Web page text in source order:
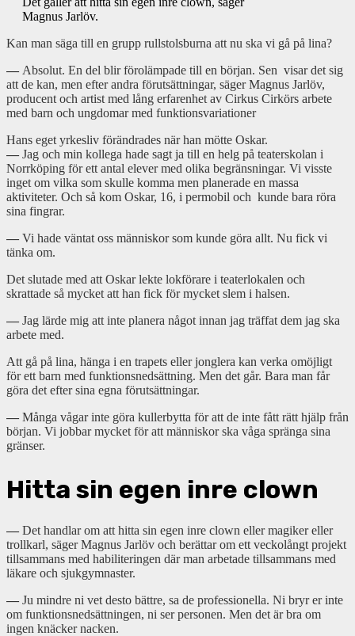
Magnus Jarlöv.
Kan man säga till en grupp rullstolsburna att nu ska vi gå på lina?
— Absolut. En del blir förolämpade till en början. Sen visar det sig
att de kan, men efter andra förutsättningar, säger Magnus Jarlöv,
producent och artist med lång erfarenhet av Cirkus Cirkörs arbete
med barn och ungdomar med funktionsvariationer
Hans eget yrkesliv förändrades när han mötte Oskar.
— Jag och min kollega hade sagt ja till en helg på teaterskolan i
Norrköping för ett antal elever med olika begränsningar. Vi visste
inget om vilka som skulle komma men planerade en massa
aktiviteter. Och så kom Oskar, 16, i permobil och kunde bara röra
sina fingrar.
— Vi hade väntat oss människor som kunde göra allt. Nu fick vi
tänka om.
Det slutade med att Oskar lekte lokförare i teaterlokalen och
skrattade så mycket att han fick för mycket slem i halsen.
— Jag lärde mig att inte planera något innan jag träffat dem jag ska
arbete med.
Att gå på lina, hänga i en trapets eller jonglera kan verka omöjligt
för ett barn med funktionsnedsättning. Men det går. Bara man får
göra det efter sina egna förutsättningar.
— Många vågar inte göra kullerbytta för att de inte fått rätt hjälp från
början. Vi jobbar mycket för att människor ska våga spränga sina
gränser.
Hitta sin egen inre clown
— Det handlar om att hitta sin egen inre clown eller magiker eller
trollkarl, säger Magnus Jarlöv och berättar om ett veckolångt projekt
tillsammans med habiliteringen där man arbetade tillsammans med
läkare och sjukgymnaster.
— Ju mindre ni vet desto bättre, sa de professionella. Ni bryr er inte
om funktionsnedsättningen, ni ser personen. Men det är bra om
ingen knäcker nacken.